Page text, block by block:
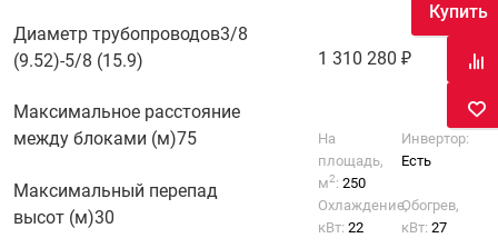
Диаметр трубопроводов3/8
(9.52)-5/8 (15.9)
Максимальное расстояние
между блоками (м)75
Максимальный перепад
высот (м)30
1 310 280
Купить
На
площадь,
м2:250
Инвертор:
Есть
Охлаждение,
кВт:22
Обогрев,
кВт:27